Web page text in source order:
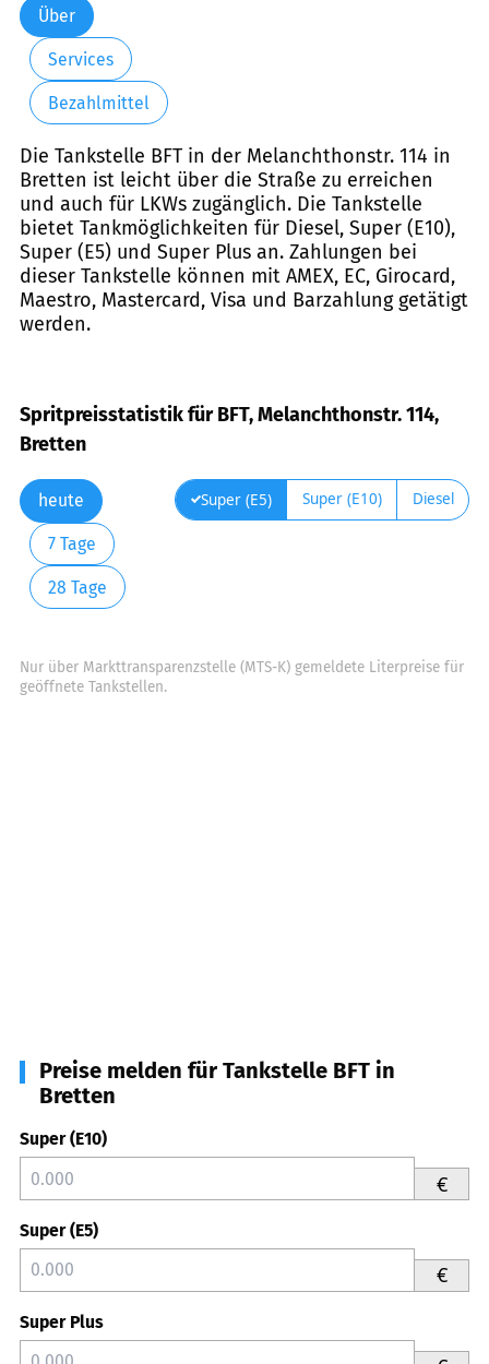
Über
Services
Bezahlmittel
Die Tankstelle BFT in der Melanchthonstr. 114 in
Bretten ist leicht über die Straße zu erreichen
und auch für LKWs zugänglich. Die Tankstelle
bietet Tankmöglichkeiten für Diesel, Super (E10),
Super (E5) und Super Plus an. Zahlungen bei
dieser Tankstelle können mit AMEX, EC, Girocard,
Maestro, Mastercard, Visa und Barzahlung getätigt
werden.
Spritpreisstatistik für BFT, Melanchthonstr. 114,
Bretten
heute
7 Tage
28 Tage
Super (E5) Super (E10) Diesel
Nur über Markttransparenzstelle (MTS-K) gemeldete Literpreise für
geöffnete Tankstellen.
Preise melden für Tankstelle BFT in
Bretten
Super (E10)
€
Super (E5)
€
Super Plus